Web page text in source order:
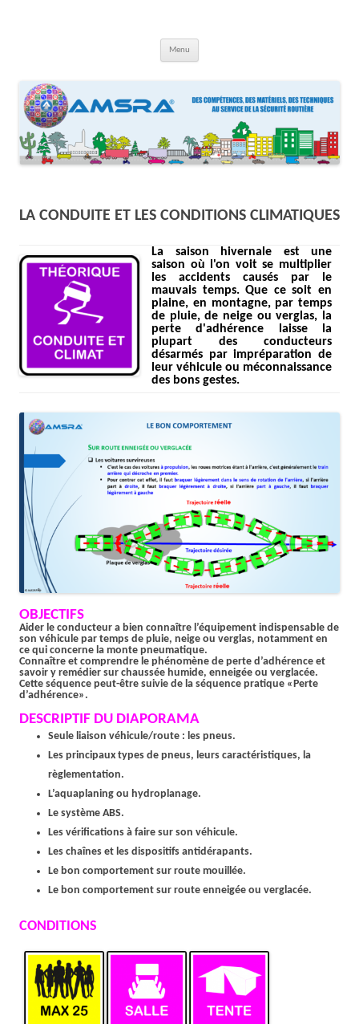
Menu
LA CONDUITE ET LES CONDITIONS CLIMATIQUES
La saison hivernale est une
saison où l'on voit se multiplier
les accidents causés par le
mauvais temps. Que ce soit en
plaine, en montagne, par temps
de pluie, de neige ou verglas, la
perte d'adhérence laisse la
plupart des conducteurs
désarmés par impréparation de
leur véhicule ou méconnaissance
des bons gestes.
OBJECTIFS
Aider le conducteur a bien connaître l’équipement indispensable de
son véhicule par temps de pluie, neige ou verglas, notamment en
ce qui concerne la monte pneumatique.
Connaître et comprendre le phénomène de perte d’adhérence et
savoir y remédier sur chaussée humide, enneigée ou verglacée.
Cette séquence peut-être suivie de la séquence pratique «Perte
d’adhérence».
DESCRIPTIF DU DIAPORAMA
Seule liaison véhicule/route : les pneus.
Les principaux types de pneus, leurs caractéristiques, la
règlementation.
L’aquaplaning ou hydroplanage.
Le système ABS.
Les vérifications à faire sur son véhicule.
Les chaînes et les dispositifs antidérapants.
Le bon comportement sur route mouillée.
Le bon comportement sur route enneigée ou verglacée.
CONDITIONS